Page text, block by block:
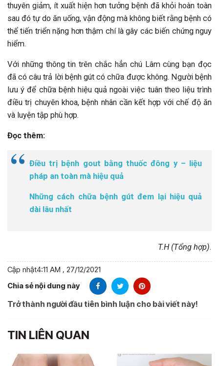
thuyên giảm, ít xuất hiện hơn tưởng bệnh đã khỏi hoàn toàn
sau đó tự do ăn uống, vận động mà không biết rằng bệnh có
thể tiến triển nặng hơn thậm chí là gây các biến chứng nguy
hiểm.
Với những thông tin trên chắc hẳn chú Lâm cùng bạn đọc
đã có câu trả lời bệnh gút có chữa được không. Người bệnh
lưu ý để chữa bệnh hiệu quả ngoài việc tuân theo liệu trình
điều trị chuyên khoa, bệnh nhân cần kết hợp với chế độ ăn
và luyện tập phù hợp.
Đọc thêm:
Điều trị bệnh gout bằng thuốc đông y – liệu
pháp an toàn mà hiệu quả
Những cách chữa bệnh gút đem lại hiệu quả
dài lâu nhất
T.H (Tổng hợp).
Cập nhật4:11 AM , 27/12/2021
Chia sẻ nội dung này
Trở thành người đầu tiên bình luận cho bài viết này!
TIN LIÊN QUAN